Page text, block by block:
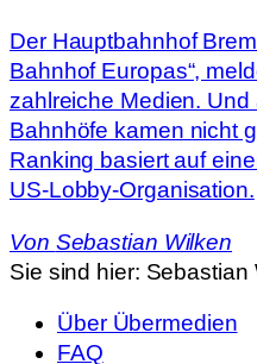
Der Hauptbahnhof
Bahnhof Europas“,
zahlreiche Medien.
Bahnhöfe kamen nicht
Ranking basiert auf
US-Lobby-Organisation.
Von Sebastian Wilken
Sie sind hier: Sebastian
Über Übermedien
FAQ